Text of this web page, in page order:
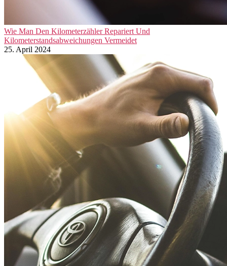
Wie Man Den Kilometerzähler Repariert Und
Kilometerstandsabweichungen Vermeidet
25. April 2024